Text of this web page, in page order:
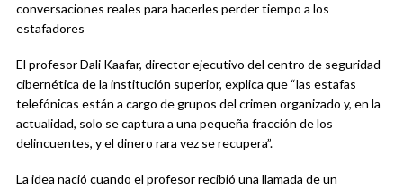
conversaciones reales para hacerles perder tiempo a los
estafadores
El profesor Dali Kaafar, director ejecutivo del centro de seguridad
cibernética de la institución superior, explica que “las estafas
telefónicas están a cargo de grupos del crimen organizado y, en la
actualidad, solo se captura a una pequeña fracción de los
delincuentes, y el dinero rara vez se recupera”.
La idea nació cuando el profesor recibió una llamada de un